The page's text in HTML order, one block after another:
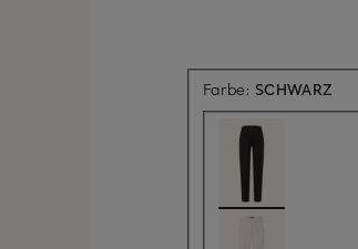
Farbe: SCHWARZ